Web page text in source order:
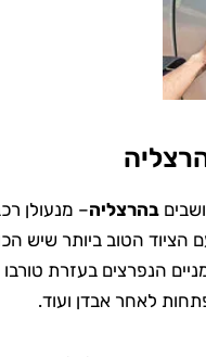
בהרצליה– מנעולן
הציוד הטוב ביותר שיש
הנפרצים בעזרת
לאחר אבדן ועוד.